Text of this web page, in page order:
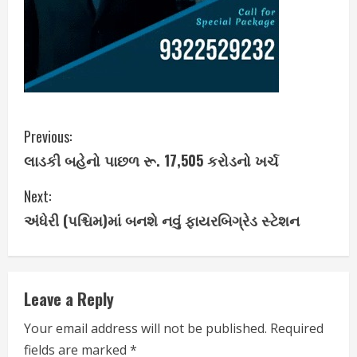
C
o
n
n
u
Previous:
લાડકી બહેનો પાછળ રૂ. 17,505 કરોડનો ખર્ચ
Next:
અંધેરી (પશ્ચિમ)માં બનશે નવું ફાયરબિગ્રેડ સ્ટેશન
Leave a Reply
Your email address will not be published. Required
fields are marked *